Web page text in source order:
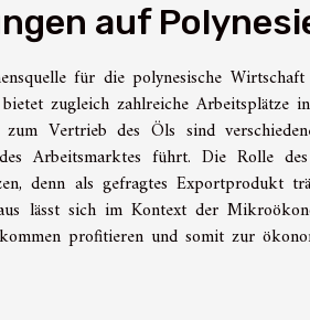
auf
für die polynesische
zugleich zahlreiche Arbeitsplätze
Vertrieb des Öls sind
Arbeitsmarktes führt. Die Rolle
denn als gefragtes Exportprodukt
lässt sich im Kontext der
profitieren und somit zur